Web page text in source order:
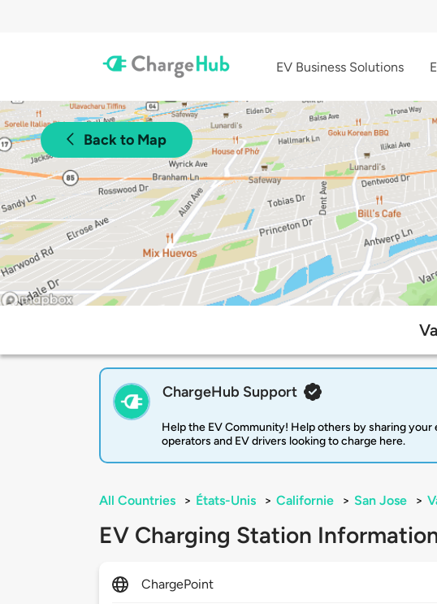
EV Business Solutions
Back to Map
ChargeHub Support
Help the EV Community! Help others by sharing
operators and EV drivers looking to charge here.
All Countries > États-Unis > Californie > San Jose >
EV Charging Station
ChargePoint